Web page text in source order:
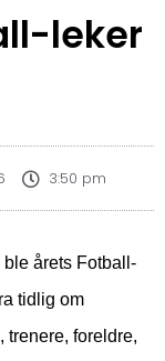
leker
3:50 pm
ble årets Fotball-
tidlig om
trenere, foreldre,